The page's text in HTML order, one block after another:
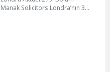
Manak Solicitors Londra’nın 3